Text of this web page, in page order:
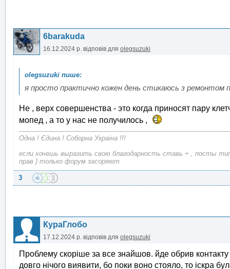
6barakuda
16.12.2024 р. відповів для olegsuzuki
я просто практично кожен день стикаюсь з ремонтом
Не , верх совершенства - это когда приносят пару
мопед , а то у нас не получилось ,
Одна ! Єдина ! Соборна Украіна !!!
если хочешь выразить свою благодарность ставь + , посты
прав ) только форум засоряют
3
КураГлобо
17.12.2024 р. відповів для olegsuzuki
Проблему скоріше за все знайшов. йде обрив
довго нічого виявити, бо поки воно стояло, то іскра